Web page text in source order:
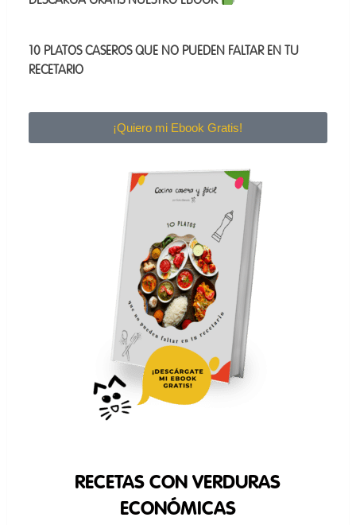
10 PLATOS CASEROS QUE NO PUEDEN FALTAR EN TU
RECETARIO
¡Quiero mi Ebook Gratis!
RECETAS CON VERDURAS
ECONÓMICAS